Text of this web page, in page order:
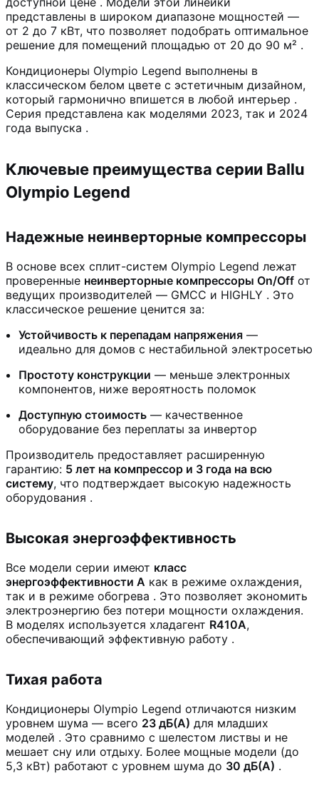
представлены в широком диапазоне мощностей —
от 2 до 7 кВт, что позволяет подобрать оптимальное
решение для помещений площадью от 20 до 90 м² .
Кондиционеры Olympio Legend выполнены в
классическом белом цвете с эстетичным дизайном,
который гармонично впишется в любой интерьер .
Серия представлена как моделями 2023, так и 2024
года выпуска .
Ключевые преимущества серии Ballu
Olympio Legend
Надежные неинверторные компрессоры
В основе всех сплит-систем Olympio Legend лежат
проверенные неинверторные компрессоры On/Off от
ведущих производителей — GMCC и HIGHLY . Это
классическое решение ценится за:
Устойчивость к перепадам напряжения —
идеально для домов с нестабильной электросетью
Простоту конструкции — меньше электронных
компонентов, ниже вероятность поломок
Доступную стоимость — качественное
оборудование без переплаты за инвертор
Производитель предоставляет расширенную
гарантию: 5 лет на компрессор и 3 года на всю
систему, что подтверждает высокую надежность
оборудования .
Высокая энергоэффективность
Все модели серии имеют класс
энергоэффективности А как в режиме охлаждения,
так и в режиме обогрева . Это позволяет экономить
электроэнергию без потери мощности охлаждения.
В моделях используется хладагент R410A,
обеспечивающий эффективную работу .
Тихая работа
Кондиционеры Olympio Legend отличаются низким
уровнем шума — всего 23 дБ(А) для младших
моделей . Это сравнимо с шелестом листвы и не
мешает сну или отдыху. Более мощные модели (до
5,3 кВт) работают с уровнем шума до 30 дБ(А) .